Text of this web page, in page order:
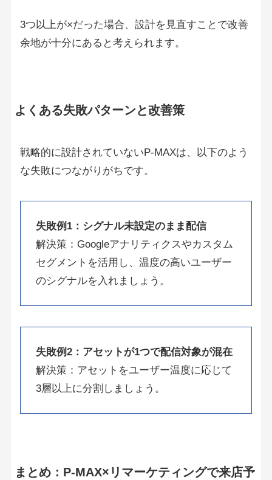
3つ以上が×だった場合、設計を見直すことで改善
余地が十分にあると考えられます。
よくある失敗パターンと改善策
戦略的に設計されていないP-MAXは、以下のよう
な失敗につながりがちです。
失敗例1：シグナル未設定のまま配信
解決策：Googleアナリティクスやカスタム
セグメントを活用し、温度の高いユーザー
のシグナルを入れましょう。
失敗例2：アセットが1つで配信対象が混在
解決策：アセットをユーザー温度に応じて
3層以上に分割しましょう。
まとめ：P-MAX×リマーケティングで来店予